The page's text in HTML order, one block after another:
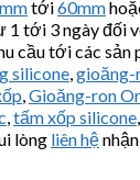
tới60mm
1 tới 3 ngày đối
cầu tới các sản
silicone gioăng-
Gioăng-ron
tấm xốp silicone
lòng liên hệ